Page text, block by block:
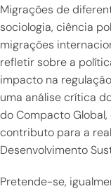
Migrações de
sociologia, ciência
migrações
refletir sobre a
impacto na
uma análise crítica
do Compacto
contributo para a
Desenvolvimento
Pretende-se,